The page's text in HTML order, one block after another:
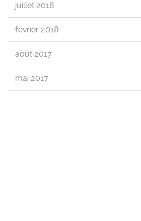
juillet 2018
février 2018
août 2017
mai 2017